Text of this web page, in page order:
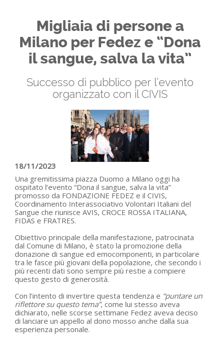
Migliaia di persone a
Milano per Fedez e “Dona
il sangue, salva la vita”
Successo di pubblico per l’evento
organizzato con il CIVIS
18/11/2023
Una gremitissima piazza Duomo a Milano oggi ha
ospitato l’evento “Dona il sangue, salva la vita”
promosso da FONDAZIONE FEDEZ e il CIVIS,
Coordinamento Interassociativo Volontari Italiani del
Sangue che riunisce AVIS, CROCE ROSSA ITALIANA,
FIDAS e FRATRES.
Obiettivo principale della manifestazione, patrocinata
dal Comune di Milano, è stato la promozione della
donazione di sangue ed emocomponenti, in particolare
tra le fasce più giovani della popolazione, che secondo i
più recenti dati sono sempre più restie a compiere
questo gesto di generosità.
Con l’intento di invertire questa tendenza e “puntare un
riflettore su questo tema”, come lui stesso aveva
dichiarato, nelle scorse settimane Fedez aveva deciso
di lanciare un appello al dono mosso anche dalla sua
esperienza personale.